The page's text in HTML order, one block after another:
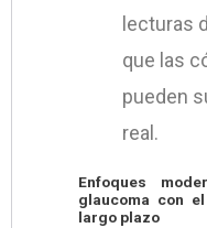
lecturas
que las
pueden
real.
Enfoques
glaucoma con
largo plazo